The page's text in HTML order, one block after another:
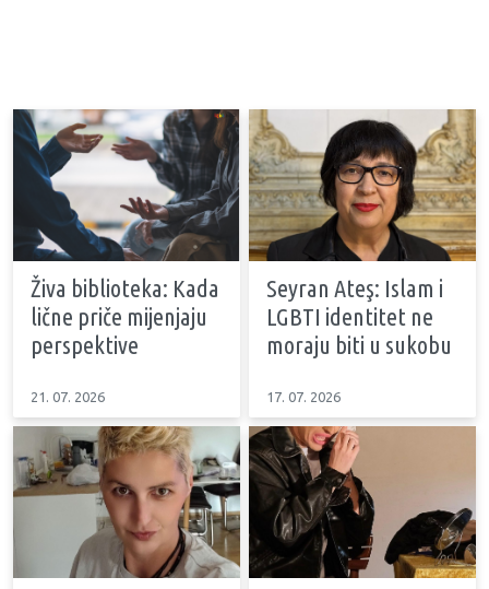
Živa biblioteka: Kada
lične priče mijenjaju
perspektive
21. 07. 2026
Seyran Ateş: Islam i
LGBTI identitet ne
moraju biti u sukobu
17. 07. 2026